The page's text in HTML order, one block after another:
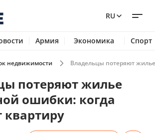
RU
Армия Экономика Спорт
недвижимости Владельцы потеряют
потеряют жилье
ошибки: когда
квартиру